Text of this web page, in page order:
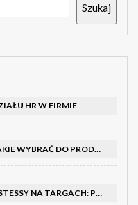
Szukaj
HR W FIRMIE
RODZAJE FALCAREK I BIGÓWEK: JAKIE WYBRAĆ DO PRODUKCJI?
JAK SKUTECZNIE PROWADZIĆ HOSTESSY NA TARGACH: PORADNIK I SZKOLENIA